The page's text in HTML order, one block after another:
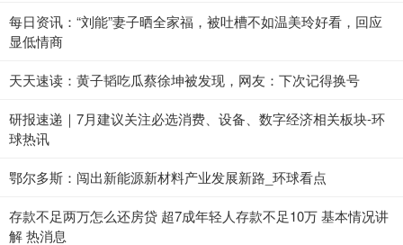
每日资讯：“刘能”妻子晒全家福，被吐槽不如温美玲好看，回应
显低情商
天天速读：黄子韬吃瓜蔡徐坤被发现，网友：下次记得换号
研报速递｜7月建议关注必选消费、设备、数字经济相关板块-环
球热讯
鄂尔多斯：闯出新能源新材料产业发展新路_环球看点
存款不足两万怎么还房贷 超7成年轻人存款不足10万 基本情况讲
解 热消息